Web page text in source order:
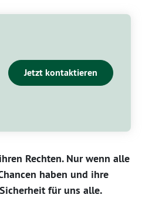
Jetzt kontaktieren
Rechten. Nur wenn alle
haben und ihre
für uns alle.